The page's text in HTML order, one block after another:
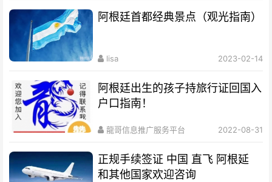
阿根廷首都经典景点（观光指南）
lisa 2023-02-14
阿根廷出生的孩子持旅行证回国入
户口指南！
龍哥信息推广服务平台 2022-08-31
正规手续签证 中国 直飞 阿根延
和其他国家欢迎咨询